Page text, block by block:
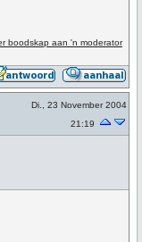
boodskap aan 'n moderator
Di., 23 November 2004
21:19